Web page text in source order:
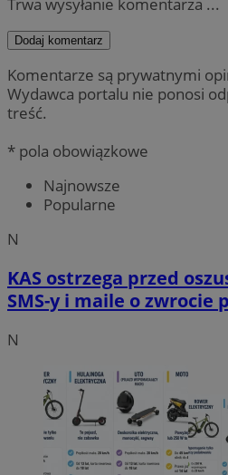
Dodaj komentarz
Komentarze są prywatnymi
Wydawca portalu nie ponosi
treść.
* pola obowiązkowe
Najnowsze
Popularne
N
KAS ostrzega przed
SMS-y i maile o zwrocie
N